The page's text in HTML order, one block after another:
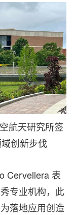
航天研究所签
创新步伐
Cervellera 表
专业机构，此
落地应用创造